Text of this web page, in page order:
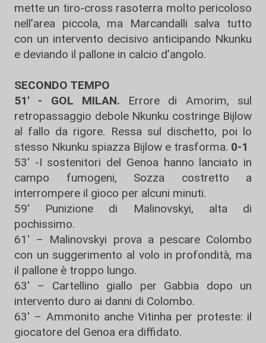
mette un tiro-cross rasoterra molto pericoloso
nell’area piccola, ma Marcandalli salva tutto
con un intervento decisivo anticipando Nkunku
e deviando il pallone in calcio d’angolo.
SECONDO TEMPO
51' - GOL MILAN. Errore di Amorim, sul
retropassaggio debole Nkunku costringe Bijlow
al fallo da rigore. Ressa sul dischetto, poi lo
stesso Nkunku spiazza Bijlow e trasforma. 0-1
53' -I sostenitori del Genoa hanno lanciato in
campo fumogeni, Sozza costretto a
interrompere il gioco per alcuni minuti.
59' Punizione di Malinovskyi, alta di
pochissimo.
61' – Malinovskyi prova a pescare Colombo
con un suggerimento al volo in profondità, ma
il pallone è troppo lungo.
63' – Cartellino giallo per Gabbia dopo un
intervento duro ai danni di Colombo.
63' – Ammonito anche Vitinha per proteste: il
giocatore del Genoa era diffidato.